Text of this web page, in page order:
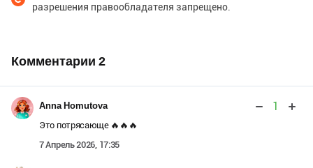
разрешения правообладателя запрещено.
Комментарии 2
Anna Homutova 1
Это потрясающе 🔥🔥🔥
7 Апрель 2026, 17:35